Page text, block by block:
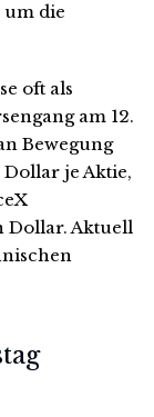
um die
oft als
am 12.
Bewegung
Dollar je Aktie,
Dollar. Aktuell